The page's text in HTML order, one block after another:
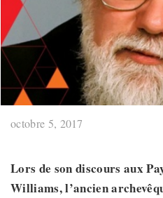
octobre 5, 2017
Lors de son discours aux
Williams, l’ancien